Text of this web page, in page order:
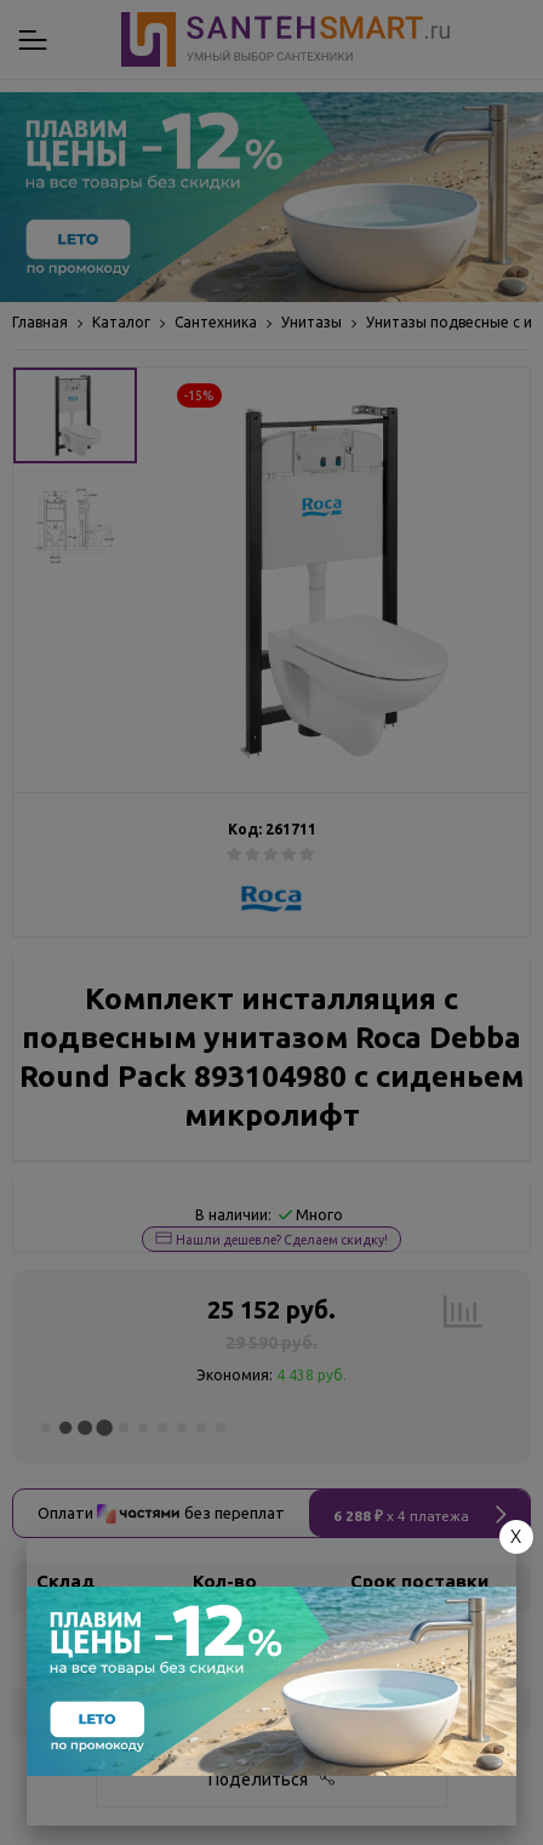
Главная Каталог Сантехника Унитазы Унитазы подвесные с
-15%
Код: 261711
Комплект инсталляция с
подвесным унитазом Roca Debba
Round Pack 893104980 с сиденьем
микролифт
В наличии: Много
Нашли дешевле? Сделаем скидку!
25 152 руб.
Экономия: 4 438 руб.
Оплати без переплат 6 288 ₽ x 4 платежа
Склад Кол-во Срок поставки
Воронеж 5
Самовывоз
сегодня
Белгород под заказ 3 - 7 дней
Поделиться
X